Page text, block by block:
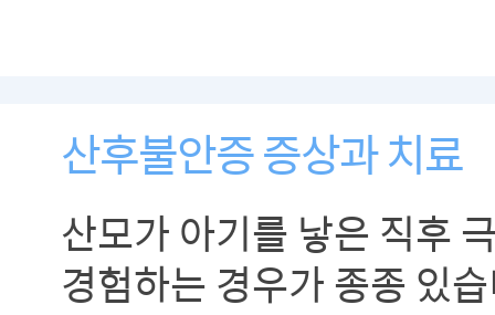
산후불안증 증상과 치료
산모가 아기를 낳은 직후
경험하는 경우가 종종 있